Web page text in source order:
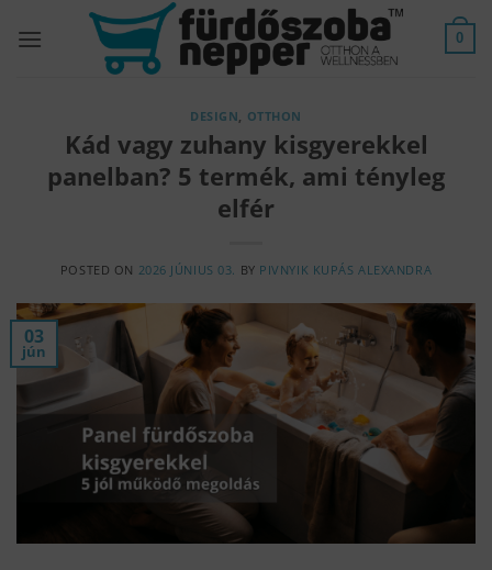
0
DESIGN, OTTHON
Kád vagy zuhany kisgyerekkel
panelban? 5 termék, ami tényleg
elfér
POSTED ON 2026 JÚNIUS 03. BY PIVNYIK KUPÁS ALEXANDRA
03
jún